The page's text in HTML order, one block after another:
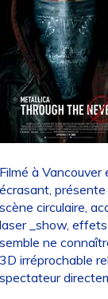
à
circulaire,
_show,
ne
irréprochable